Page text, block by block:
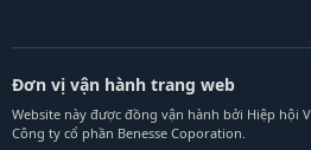
Đơn vị vận hành trang web
Website này được đồng vận hành bởi Hiệp hội
Công ty cổ phần Benesse Coporation.